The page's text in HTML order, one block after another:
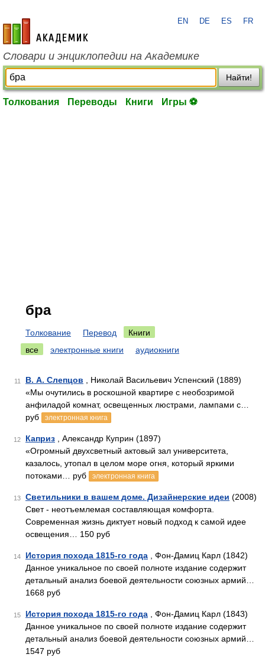
academic.ru
EN DE ES FR
Словари и энциклопедии на Академике
Найти!
Толкования Переводы Книги Игры ⚽
бра
Толкование Перевод
Книги
все
электронные книги аудиокниги
11 В. А. Слепцов , Николай Васильевич Успенский (1889)
«Мы очутились в роскошной квартире с необозримой
анфиладой комнат, освещенных люстрами, лампами с…
руб
электронная книга
12 Каприз , Александр Куприн (1897)
«Огромный двухсветный актовый зал университета,
казалось, утопал в целом море огня, который яркими
потоками… руб
электронная книга
13 Светильники в вашем доме. Дизайнерские идеи (2008)
Свет - неотъемлемая составляющая комфорта.
Современная жизнь диктует новый подход к самой идее
освещения… 150 руб
14 История похода 1815-го года , Фон-Дамиц Карл (1842)
Данное уникальное по своей полноте издание содержит
детальный анализ боевой деятельности союзных армий…
1668 руб
15 История похода 1815-го года , Фон-Дамиц Карл (1843)
Данное уникальное по своей полноте издание содержит
детальный анализ боевой деятельности союзных армий…
1547 руб